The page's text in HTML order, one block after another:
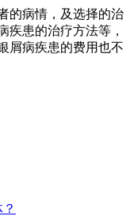
的病情，及选择的治
疾患的治疗方法等，
屑病疾患的费用也不